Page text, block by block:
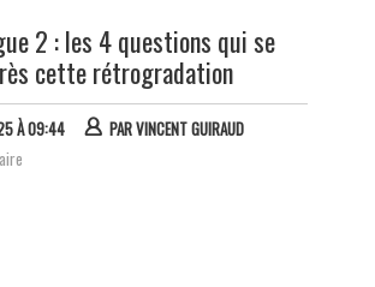
2 : les 4 questions qui se
cette rétrogradation
À 09:44 PARVINCENT GUIRAUD